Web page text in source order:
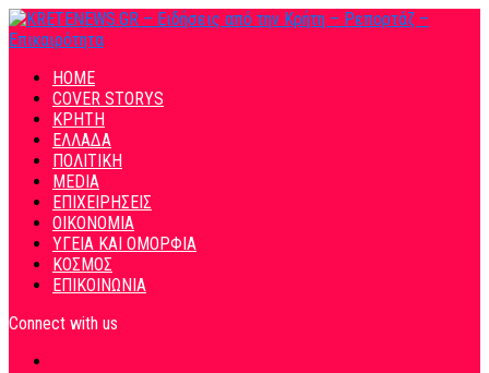
HOME
COVER STORYS
ΚΡΗΤΗ
ΕΛΛΑΔΑ
ΠΟΛΙΤΙΚΗ
MEDIA
ΕΠΙΧΕΙΡΗΣΕΙΣ
ΟΙΚΟΝΟΜΙΑ
ΥΓΕΙΑ ΚΑΙ ΟΜΟΡΦΙΑ
ΚΟΣΜΟΣ
ΕΠΙΚΟΙΝΩΝΙΑ
Connect with us